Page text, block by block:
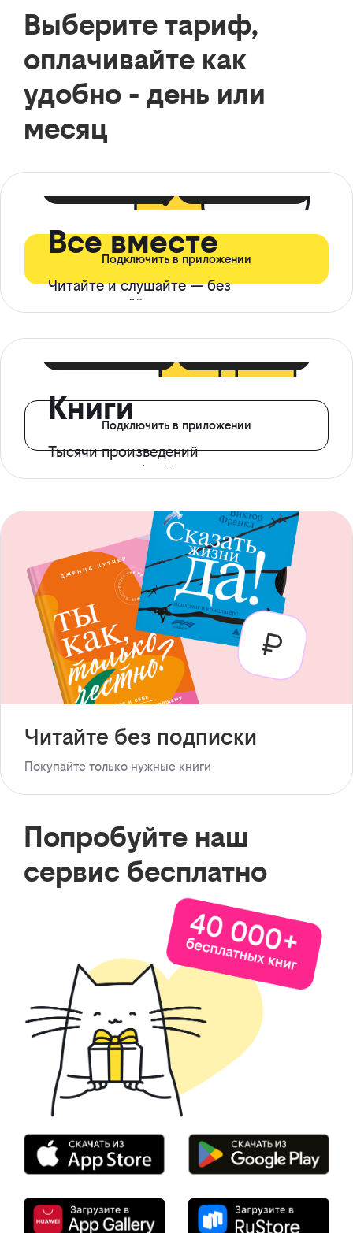
Выберите тариф,
оплачивайте как
удобно - день или
месяц
Все вместе
Читайте и слушайте — без
ограничений*
Подключить в приложении
Книги
Тысячи произведений
с доступом офлайн
Подключить в приложении
Читайте без подписки
Покупайте только нужные книги
Попробуйте наш
сервис бесплатно